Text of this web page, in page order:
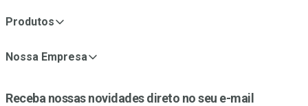
Produtos
Nossa Empresa
Receba nossas novidades direto no seu e-mail